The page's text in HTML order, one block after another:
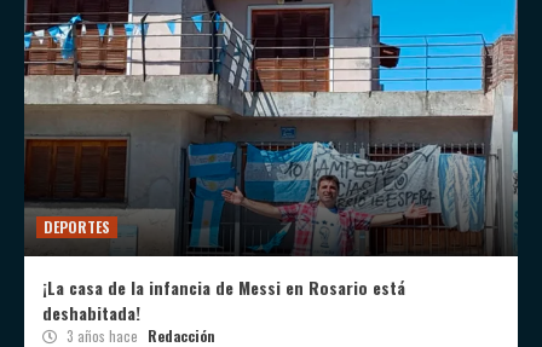
DEPORTES
¡La casa de la infancia de Messi en Rosario está
deshabitada!
3 años hace Redacción